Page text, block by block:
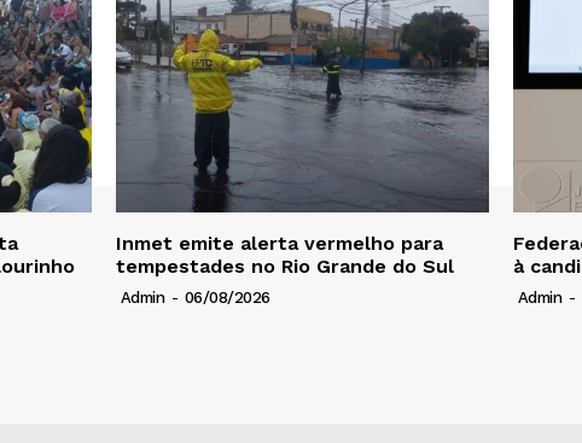
Inmet emite alerta vermelho para
tempestades no Rio Grande do Sul
Admin - 06/08/2026
à
Admin -